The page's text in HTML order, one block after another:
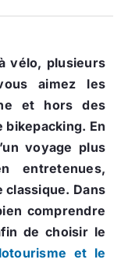
vélo, plusieurs
aimez les
et hors des
En
voyage plus
entretenues,
Dans
comprendre
de choisir le
et le